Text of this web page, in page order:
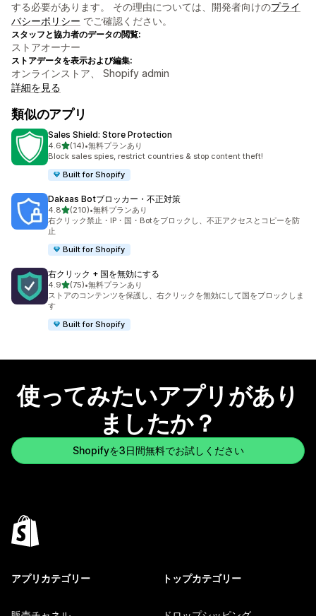
する必要があります。 その理由については、開発者向けのプライ
バシーポリシー でご確認ください。
スタッフと協力者のデータの閲覧:
ストアオーナー
ストアデータを表示および編集:
オンラインストア、 Shopify admin
詳細を見る
類似のアプリ
Sales Shield: Store Protection
4.65つ星中
(14)
合計レビュー数：14件
•無料プランあり
Block sales spies, restrict countries & stop content theft!
Built for Shopify
Dakaas Botブロッカー・不正対策
4.85つ星中
(210)
合計レビュー数：210件
•無料プランあり
右クリック禁止・IP・国・Botをブロックし、不正アクセスとコピーを防
止
Built for Shopify
右クリック + 国を無効にする
4.95つ星中
(75)
合計レビュー数：75件
•無料プランあり
ストアのコンテンツを保護し、右クリックを無効にして国をブロックしま
す
Built for Shopify
使ってみたいアプリがあり
ましたか？
Shopifyを3日間無料でお試しください
アプリカテゴリー トップカテゴリー